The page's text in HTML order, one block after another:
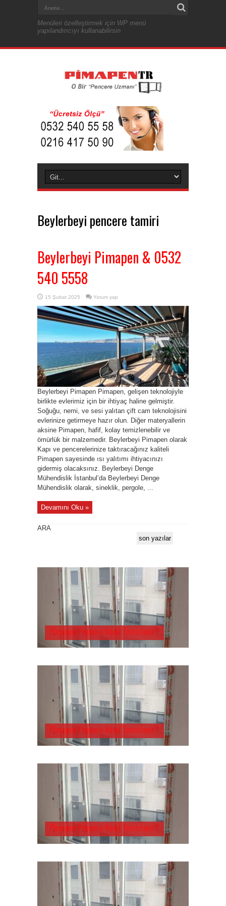
Menüleri özelleştirmek için WP menü
yapılandırıcıyı kullanabilirsin
Beylerbeyi pencere tamiri
Beylerbeyi Pimapen & 0532
540 5558
15 Şubat 2025 Yorum yap
Beylerbeyi Pimapen Pimapen, gelişen teknolojiyle
birlikte evlerimiz için bir ihtiyaç haline gelmiştir.
Soğuğu, nemi, ve sesi yalıtan çift cam teknolojisini
evlerinize getirmeye hazır olun. Diğer materyallerin
aksine Pimapen, hafif, kolay temizlenebilir ve
ömürlük bir malzemedir. Beylerbeyi Pimapen olarak
Kapı ve pencerelerinize taktıracağınız kaliteli
Pimapen sayesinde ısı yalıtımı ihtiyacınızı
gidermiş olacaksınız. Beylerbeyi Denge
Mühendislik İstanbul’da Beylerbeyi Denge
Mühendislik olarak, sineklik, pergole, ...
Devamını Oku »
ARA
son yazılar
Pimapen Pencere Nasıl Temizlenir?
Pimapen Pencere Nasıl Temizlenir?
Pimapen Pencere Nasıl Temizlenir?